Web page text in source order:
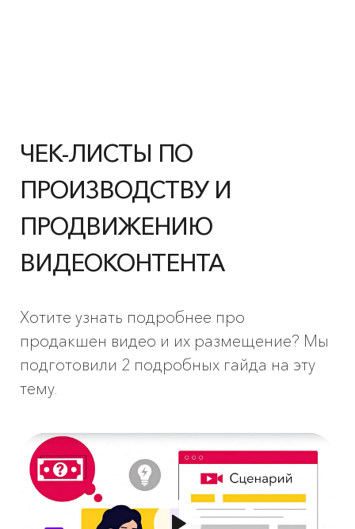
ЧЕК-ЛИСТЫ ПО
ПРОИЗВОДСТВУ И
ПРОДВИЖЕНИЮ
ВИДЕОКОНТЕНТА
Хотите узнать подробнее про
продакшен видео и их размещение? Мы
подготовили 2 подробных гайда на эту
тему.